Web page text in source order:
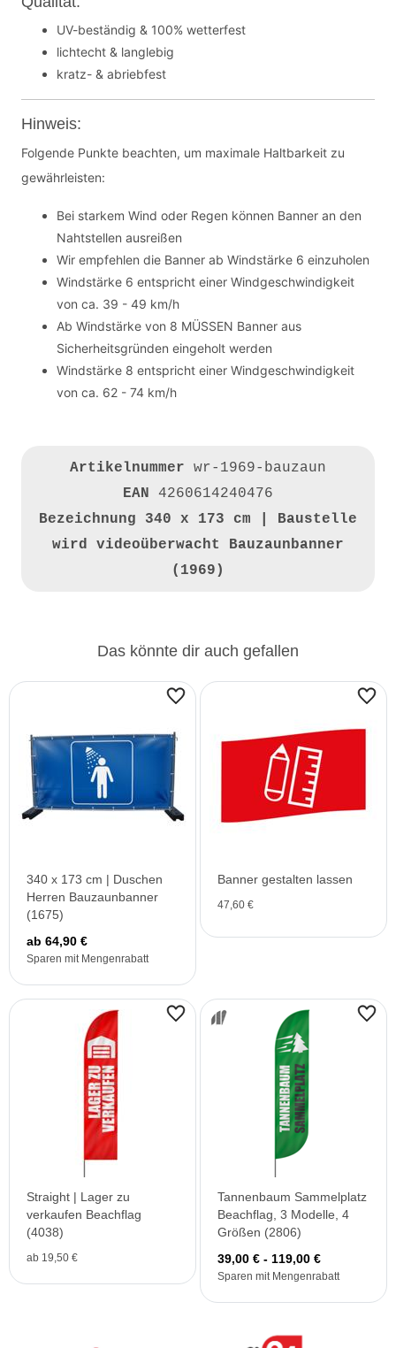
UV-beständig & 100% wetterfest
lichtecht & langlebig
kratz- & abriebfest
Hinweis:
Folgende Punkte beachten, um maximale Haltbarkeit zu
gewährleisten:
Bei starkem Wind oder Regen können Banner an den
Nahtstellen ausreißen
Wir empfehlen die Banner ab Windstärke 6 einzuholen
Windstärke 6 entspricht einer Windgeschwindigkeit
von ca. 39 - 49 km/h
Ab Windstärke von 8 MÜSSEN Banner aus
Sicherheitsgründen eingeholt werden
Windstärke 8 entspricht einer Windgeschwindigkeit
von ca. 62 - 74 km/h
Artikelnummer wr-1969-bauzaun
EAN 4260614240476
Bezeichnung 340 x 173 cm | Baustelle
wird videoüberwacht Bauzaunbanner
(1969)
Das könnte dir auch gefallen
340 x 173 cm | Duschen
Herren Bauzaunbanner
(1675)
ab 64,90 €
Sparen mit Mengenrabatt
Banner gestalten lassen
47,60 €
Straight | Lager zu
verkaufen Beachflag
(4038)
ab 19,50 €
Tannenbaum Sammelplatz
Beachflag, 3 Modelle, 4
Größen (2806)
39,00 € - 119,00 €
Sparen mit Mengenrabatt